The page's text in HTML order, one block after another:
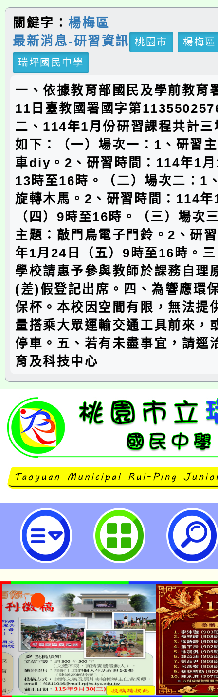
關鍵字： 楊梅區
最新消息-研習資訊
桃園市
楊梅區
瑞坪國民中學
一、依據教育部國民及學前教育
11日臺教國署國字第
二、114年1月份研習課程共計三
如下：（一）場次一：1、研習
車diy。2、研習時間：114年1
13時至16時。（二）場次二：1
旋轉木馬。2、研習時間：114
（四）9時至16時。（三）場次
主題：敲門鳥電子門鈴。2、研
年1月24日（五）9時至16時。
學校請惠予參與教師於課務自理
(差)假登記出席。四、為響應環
保杯。本校因空間有限，無法提
量搭乘大眾運輸交通工具前來，
停車。五、若有未盡事宜，請逕
育及科技中心
neilrpjhstyc網站設計者：徐嘉
「本色祭」8/29、30在